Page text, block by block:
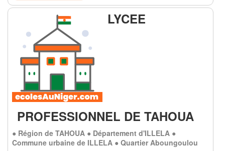
LYCEE
PROFESSIONNEL DE TAHOUA
● Région de TAHOUA ● Département d'ILLELA ●
Commune urbaine de ILLELA ● Quartier Aboungoulou